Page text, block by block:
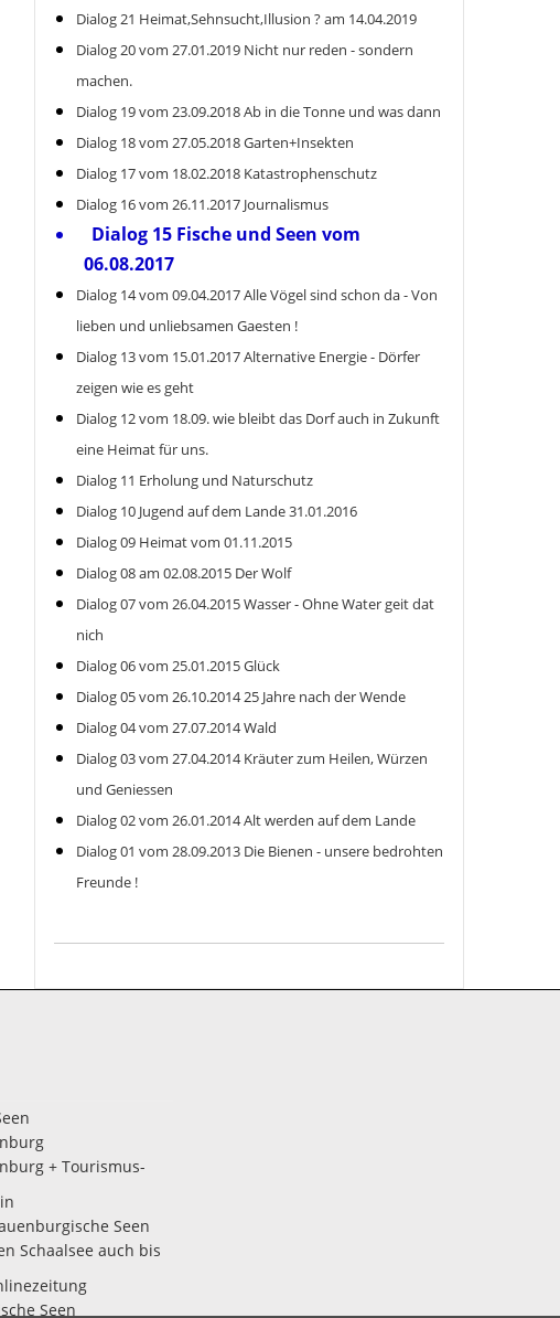
Dialog 21 Heimat,Sehnsucht,Illusion ? am 14.04.2019
Dialog 20 vom 27.01.2019 Nicht nur reden - sondern
machen.
Dialog 19 vom 23.09.2018 Ab in die Tonne und was dann
Dialog 18 vom 27.05.2018 Garten+Insekten
Dialog 17 vom 18.02.2018 Katastrophenschutz
Dialog 16 vom 26.11.2017 Journalismus
Dialog 15 Fische und Seen vom
06.08.2017
Dialog 14 vom 09.04.2017 Alle Vögel sind schon da - Von
lieben und unliebsamen Gaesten !
Dialog 13 vom 15.01.2017 Alternative Energie - Dörfer
zeigen wie es geht
Dialog 12 vom 18.09. wie bleibt das Dorf auch in Zukunft
eine Heimat für uns.
Dialog 11 Erholung und Naturschutz
Dialog 10 Jugend auf dem Lande 31.01.2016
Dialog 09 Heimat vom 01.11.2015
Dialog 08 am 02.08.2015 Der Wolf
Dialog 07 vom 26.04.2015 Wasser - Ohne Water geit dat
nich
Dialog 06 vom 25.01.2015 Glück
Dialog 05 vom 26.10.2014 25 Jahre nach der Wende
Dialog 04 vom 27.07.2014 Wald
Dialog 03 vom 27.04.2014 Kräuter zum Heilen, Würzen
und Geniessen
Dialog 02 vom 26.01.2014 Alt werden auf dem Lande
Dialog 01 vom 28.09.2013 Die Bienen - unsere bedrohten
Freunde !
+ Tourismus-
Seen
Schaalsee auch bis
Seen